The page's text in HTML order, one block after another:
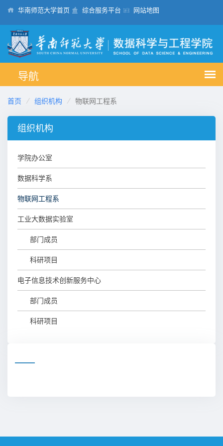
华南师范大学首页 综合服务平台 网站地图
首页 组织机构 物联网工程系
组织机构
学院办公室
数据科学系
物联网工程系
工业大数据实验室
部门成员
科研项目
电子信息技术创新服务中心
部门成员
科研项目